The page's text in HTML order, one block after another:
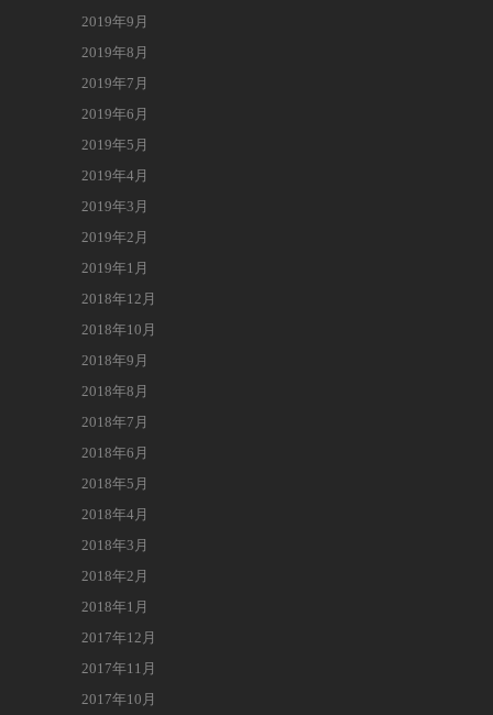
2019年9月
2019年8月
2019年7月
2019年6月
2019年5月
2019年4月
2019年3月
2019年2月
2019年1月
2018年12月
2018年10月
2018年9月
2018年8月
2018年7月
2018年6月
2018年5月
2018年4月
2018年3月
2018年2月
2018年1月
2017年12月
2017年11月
2017年10月